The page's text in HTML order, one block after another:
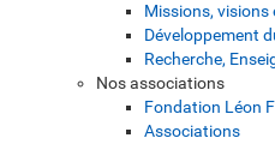
Missions, visions
Développement
Recherche,
Nos associations
Fondation Léon
Associations